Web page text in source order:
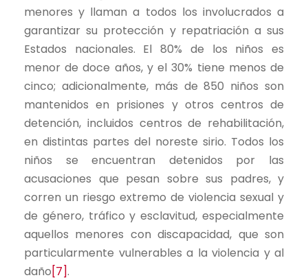
menores y llaman a todos los involucrados a
garantizar su protección y repatriación a sus
Estados nacionales. El 80% de los niños es
menor de doce años, y el 30% tiene menos de
cinco; adicionalmente, más de 850 niños son
mantenidos en prisiones y otros centros de
detención, incluidos centros de rehabilitación,
en distintas partes del noreste sirio. Todos los
niños se encuentran detenidos por las
acusaciones que pesan sobre sus padres, y
corren un riesgo extremo de violencia sexual y
de género, tráfico y esclavitud, especialmente
aquellos menores con discapacidad, que son
particularmente vulnerables a la violencia y al
daño[7].